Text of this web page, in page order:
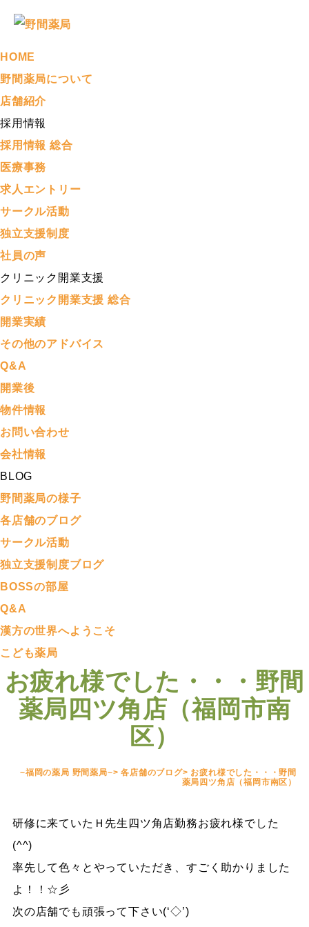
HOME
野間薬局について
店舗紹介
採用情報
採用情報 総合
医療事務
求人エントリー
サークル活動
独立支援制度
社員の声
クリニック開業支援
クリニック開業支援 総合
開業実績
その他のアドバイス
Q&A
開業後
物件情報
お問い合わせ
会社情報
BLOG
野間薬局の様子
各店舗のブログ
サークル活動
独立支援制度ブログ
BOSSの部屋
Q&A
漢方の世界へようこそ
こども薬局
お疲れ様でした・・・野間
薬局四ツ角店（福岡市南
区）
~福岡の薬局 野間薬局~>各店舗のブログ> お疲れ様でした・・・野間
薬局四ツ角店（福岡市南区）
研修に来ていたＨ先生四ツ角店勤務お疲れ様でした
(^^)
率先して色々とやっていただき、すごく助かりました
よ！！☆彡
次の店舗でも頑張って下さい(‘◇’)ゞ